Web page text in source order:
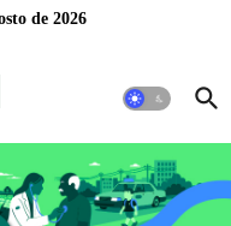
de 2026